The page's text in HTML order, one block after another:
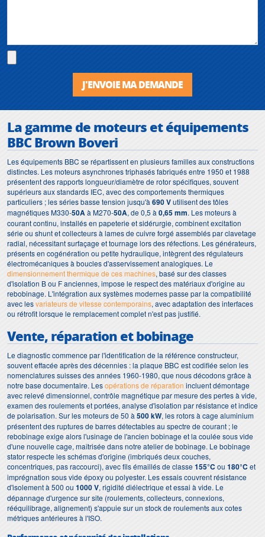
J'ENVOIE MA DEMANDE
La gamme de moteurs et équipements
BBC Brown Boveri
Les équipements BBC se répartissent en plusieurs familles aux constructions
distinctes. Les moteurs asynchrones triphasés fabriqués entre 1950 et 1988
présentent des rapports longueur/diamètre de rotor spécifiques, souvent
supérieurs aux standards IEC, avec des comportements thermiques
particuliers ; les séries basse tension jusqu'à 690 Vutilisent des tôles
magnétiques M330-50Aà M270-50A, de 0,5 à 0,65 mm. Les moteurs à
courant continu, installés en papeterie et sidérurgie, combinent excitation
série ou shunt et collecteurs à lames de cuivre forgé assemblés par clavetage
radial, nécessitant surfaçage et tournage lors des réfections. Les générateurs,
présents en cogénération ou petite hydraulique, intègrent des régulateurs
électromécaniques à boucles d'asservissement analogiques. Le
dimensionnement thermique de ces machines, basé sur des classes
d'isolation B ou F anciennes, impose le respect des matériaux d'origine au
rebobinage. L'intégration aux systèmes modernes passe par la compatibilité
avec lesvariateurs de vitesse contemporains, avec adaptation des interfaces
ou rétrofit lorsque le remplacement complet n'est pas justifié.
Vente, réparation et bobinage
Le diagnostic commence par l'identification de la référence constructeur,
souvent effacée après des décennies : la plaque BBC est codifiée selon les
nomenclatures suisses des années 1960-1980, que nous décodons grâce à
notre base documentaire. Lesopérations de réparation incluent démontage
avec relevé dimensionnel, contrôle magnétique par mesure des pertes à vide,
examen des roulements et portées, analyse d'isolation par résistance et indice
de polarisation. Sur les moteurs de 50 à 500 kW, les rotors à cage aluminium
présentent des ruptures de barres détectables au spectre de courant ; le
rebobinage exige alors l'usinage de l'ancien bobinage et la coulée sous vide
d'une nouvelle cage, maîtrisée dans notre atelier de bobinage. Le bobinage
stator respecte les schémas d'origine (imbriqués deux couches,
concentriques, pas raccourci), avec fils émaillés de classe155°C ou 180°C et
imprégnation sous vide époxy ou polyester. Les essais couvrent résistance
d'isolement à 500 ou 1000 V, rigidité diélectrique et essai à vide. Le
dépannage d'urgence sur site (roulements, collecteurs, connexions,
rééquilibrage, alignement) s'appuie sur un stock de roulements aux cotes
métriques antérieures à l'ISO.